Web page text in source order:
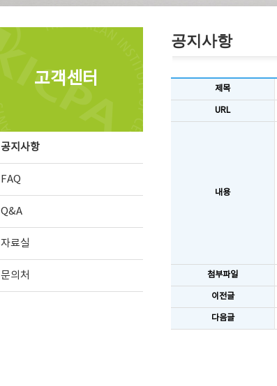
고객센터
공지사항
FAQ
Q&A
자료실
문의처
공지사항
제목
URL
내용
첨부파일
이전글
다음글